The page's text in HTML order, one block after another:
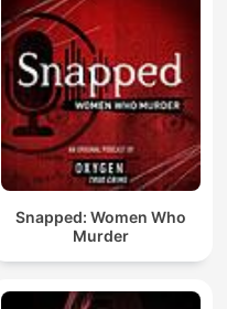
Snapped: Women Who
Murder